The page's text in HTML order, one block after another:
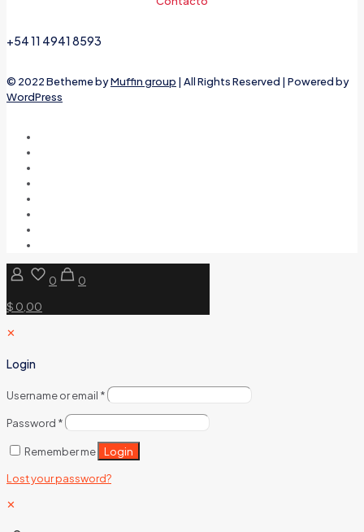
+54 11 4941 8593
© 2022 Betheme byMuffin group | All Rights Reserved | Powered by
WordPress
0
0
$ 0,00
✕
Login
Username or email *
Password *
Remember me Login
Lost your password?
✕